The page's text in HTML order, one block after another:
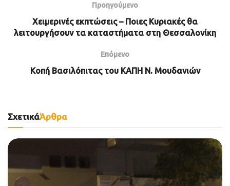
Προηγούμενο
Χειμερινές εκπτώσεις – Ποιες Κυριακές θα
λειτουργήσουν τα καταστήματα στη Θεσσαλονίκη
Επόμενο
Κοπή Βασιλόπιτας του ΚΑΠΗ Ν. Μουδανιών
ΣχετικάΆρθρα